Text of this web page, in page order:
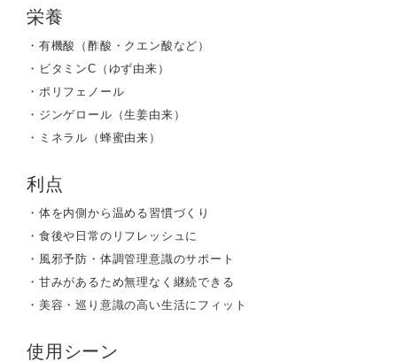
栄養
・有機酸（酢酸・クエン酸など）
・ビタミンC（ゆず由来）
・ポリフェノール
・ジンゲロール（生姜由来）
・ミネラル（蜂蜜由来）
利点
・体を内側から温める習慣づくり
・食後や日常のリフレッシュに
・風邪予防・体調管理意識のサポート
・甘みがあるため無理なく継続できる
・美容・巡り意識の高い生活にフィット
使用シーン